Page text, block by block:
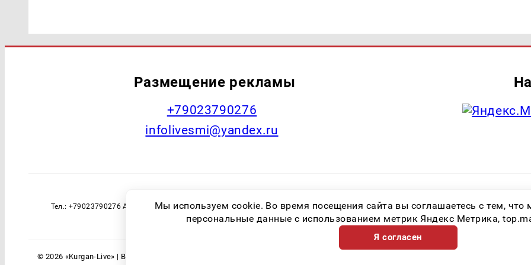
Размещение рекламы
+79023790276
infolivesmi@yandex.ru
Тел.: +79023790276 Адрес эл. почты: infolivesmi@yandex.ru Знак информационной продукции: 16+ Зарегистрировавший орган:
технологий и массовых коммуникаций (Роскомнадзор) Регистрационный номер СМИ ЭЛ № ФС
© 2026 «Kurgan-Live» | Все права защищены
Мы используем cookie. Во время посещения сайта вы соглашаетесь с тем,
персональные данные с использованием метрик Яндекс Метрика,
Я согласен